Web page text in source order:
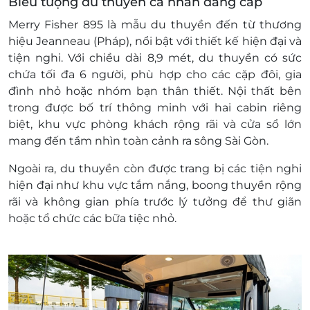
E-Voucher không có giá trị quy đổi thành
tiền mặt, không trả lại tiền thừa
Không áp dụng đồng thời với chương trình
khuyến mại khác
Giá đã bao gồm VAT
Không hoàn hủy với booking đã thành công.
Merry Fisher 895 là mẫu du thuyền đến từ thương
hiệu Jeanneau (Pháp), nổi bật với thiết kế hiện đại và
tiện nghi. Với chiều dài 8,9 mét, du thuyền có sức
chứa tối đa 6 người, phù hợp cho các cặp đôi, gia
đình nhỏ hoặc nhóm bạn thân thiết. Nội thất bên
trong được bố trí thông minh với hai cabin riêng
biệt, khu vực phòng khách rộng rãi và cửa sổ lớn
mang đến tầm nhìn toàn cảnh ra sông Sài Gòn.
Ngoài ra, du thuyền còn được trang bị các tiện nghi
hiện đại như khu vực tắm nắng, boong thuyền rộng
rãi và không gian phía trước lý tưởng để thư giãn
hoặc tổ chức các bữa tiệc nhỏ.